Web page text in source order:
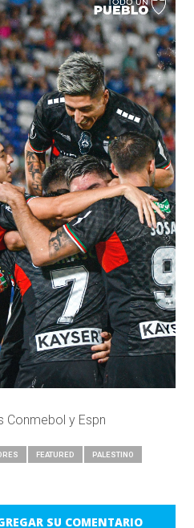
Conmebol y Espn
FEATURED PALESTINO
SU COMENTARIO